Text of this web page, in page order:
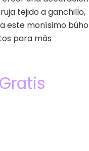
tejido a ganchillo,
este monísimo búho
para más